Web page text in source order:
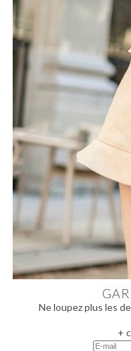
Ne loupez plus les
+